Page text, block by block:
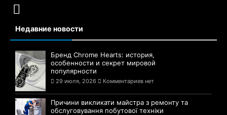
Недавние новости
Бренд Chrome Hearts: история,
особенности и секрет мировой
популярности
29 июля, 2026 Комментариев нет
Причини викликати майстра з ремонту та
обслуговування побутової техніки